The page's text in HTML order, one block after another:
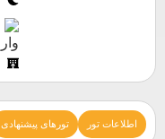
اطلاعات تور تورهای پیشنهادی